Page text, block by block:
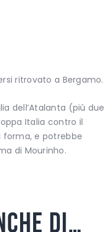
ritrovato a Bergamo.
dell’Atalanta (più due
Italia contro il
forma, e potrebbe
di Mourinho.
di…